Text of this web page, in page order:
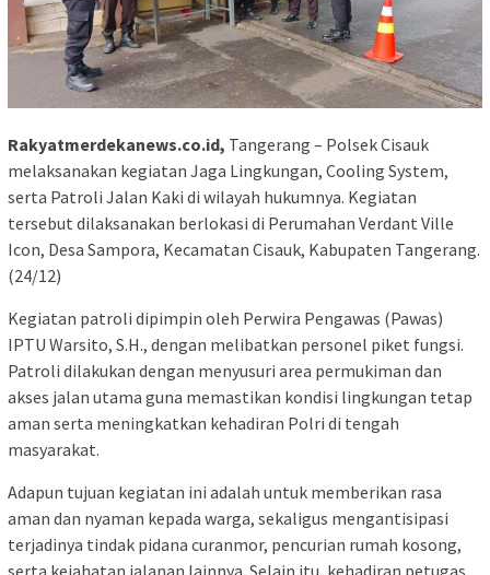
Rakyatmerdekanews.co.id, Tangerang – Polsek Cisauk
melaksanakan kegiatan Jaga Lingkungan, Cooling System,
serta Patroli Jalan Kaki di wilayah hukumnya. Kegiatan
tersebut dilaksanakan berlokasi di Perumahan Verdant Ville
Icon, Desa Sampora, Kecamatan Cisauk, Kabupaten Tangerang.
(24/12)
Kegiatan patroli dipimpin oleh Perwira Pengawas (Pawas)
IPTU Warsito, S.H., dengan melibatkan personel piket fungsi.
Patroli dilakukan dengan menyusuri area permukiman dan
akses jalan utama guna memastikan kondisi lingkungan tetap
aman serta meningkatkan kehadiran Polri di tengah
masyarakat.
Adapun tujuan kegiatan ini adalah untuk memberikan rasa
aman dan nyaman kepada warga, sekaligus mengantisipasi
terjadinya tindak pidana curanmor, pencurian rumah kosong,
serta kejahatan jalanan lainnya. Selain itu, kehadiran petugas